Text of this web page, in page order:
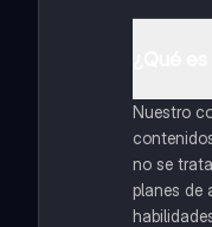
Nuestro
no se
planes de